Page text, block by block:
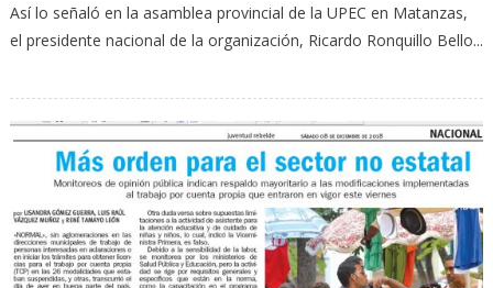
Así lo señaló en la asamblea provincial de la UPEC en Matanzas,
el presidente nacional de la organización, Ricardo Ronquillo Bello...